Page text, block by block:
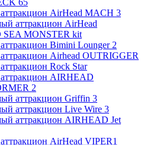
65
AirHead MACH 3
аттракцион AirHead
MONSTER kit
Bimini Lounger 2
Airhead OUTRIGGER
Rock Star
AIRHEAD
2
аттракцион Griffin 3
аттракцион Live Wire 3
аттракцион AIRHEAD Jet
AirHead VIPER1